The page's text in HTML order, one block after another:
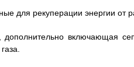
для рекуперации энергии от
дополнительно включающая